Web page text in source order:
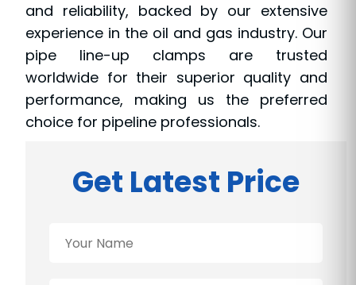
and reliability, backed by our extensive
experience in the oil and gas industry. Our
pipe line-up clamps are trusted
worldwide for their superior quality and
performance, making us the preferred
choice for pipeline professionals.
Get Latest Price